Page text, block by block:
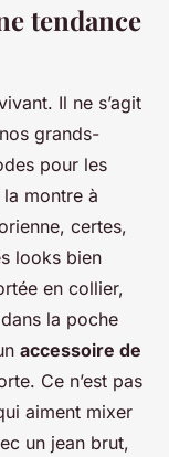
tendance
Il ne s’agit
grands-
pour les
la montre à
certes,
looks bien
en collier,
la poche
accessoire de
Ce n’est pas
aiment mixer
un jean brut,